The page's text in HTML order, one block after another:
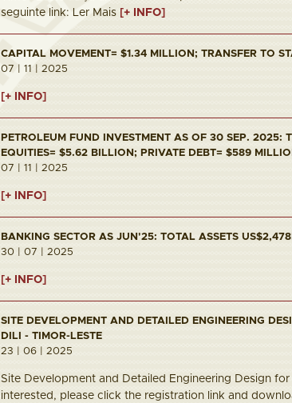
seguinte link: Ler Mais [+ INFO]
CAPITAL MOVEMENT= $1.34 MILLION; TRANSFER TO
07 | 11 | 2025
[+ INFO]
PETROLEUM FUND INVESTMENT AS OF 30 SEP.
EQUITIES= $5.62 BILLION; PRIVATE DEBT= $589
07 | 11 | 2025
[+ INFO]
BANKING SECTOR AS JUN'25: TOTAL ASSETS
30 | 07 | 2025
[+ INFO]
SITE DEVELOPMENT AND DETAILED ENGINEERING
DILI - TIMOR-LESTE
23 | 06 | 2025
Site Development and Detailed Engineering Design
interested, please click the registration link and